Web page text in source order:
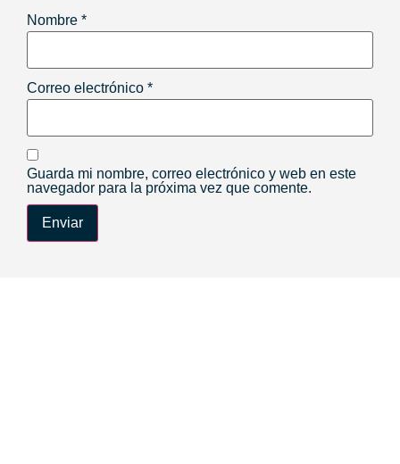
Nombre *
Correo electrónico *
Guarda mi nombre, correo electrónico y web en este
navegador para la próxima vez que comente.